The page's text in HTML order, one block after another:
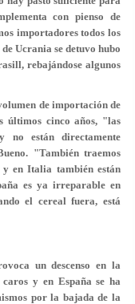
con pienso de
importadores todos los
Ucrania se detuvo hubo
rebajándose algunos
de importación de
últimos cinco años, "las
no están directamente
"También traemos
en Italia también están
es ya irreparable en
el cereal fuera, está
un descenso en la
y en España se ha
por la bajada de la